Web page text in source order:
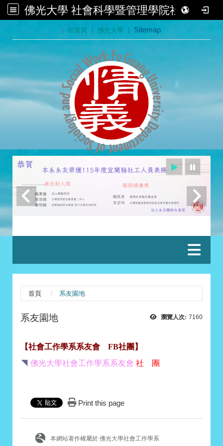
佛光大學 社會科學暨管理學院社會學系
| 回首頁 | 佛光大學 | Sitemap
首頁 系友園地
瀏覽人次: 7160
系友園地
【社會工作學系系友會 FB社團】
◥ 佛光大學社會工作學系系友會 社 團
Print this page
本網站著作權屬於 佛光大學社會工作學系